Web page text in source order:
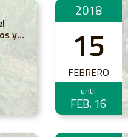
y
2018
15
FEBRERO
until
FEB, 16